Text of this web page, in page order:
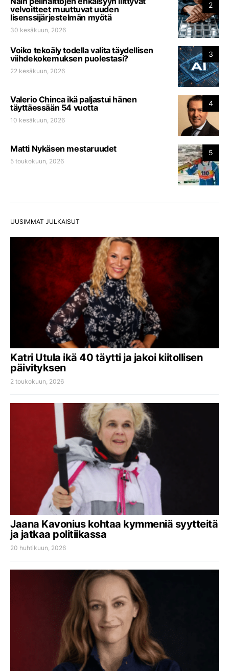
2
velvoitteet muuttuvat uuden
lisenssijärjestelmän myötä
30 kesäkuun, 2026
3
Voiko tekoäly todella valita täydellisen
viihdekokemuksen puolestasi?
22 kesäkuun, 2026
4
Valerio Chinca ikä paljastui hänen
täyttäessään 54 vuotta
10 kesäkuun, 2026
5
Matti Nykäsen mestaruudet
5 toukokuun, 2026
UUSIMMAT JULKAISUT
Katri Utula ikä 40 täytti ja jakoi kiitollisen
päivityksen
2 toukokuun, 2026
Jaana Kavonius kohtaa kymmeniä syytteitä
ja jatkaa politiikassa
20 huhtikuun, 2026